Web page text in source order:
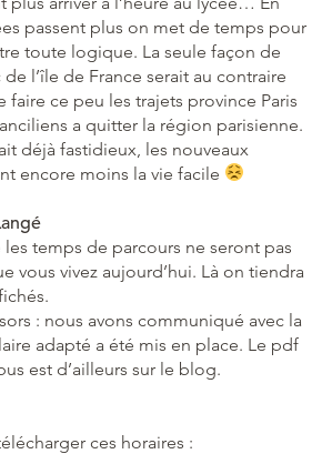
passent plus on met de temps pour
toute logique. La seule façon de
l’île de France serait au contraire
faire ce peu les trajets province Paris
a quitter la région parisienne.
déjà fastidieux, les nouveaux
encore moins la vie facile
temps de parcours ne seront pas
vous vivez aujourd’hui. Là on tiendra
: nous avons communiqué avec la
adapté a été mis en place. Le pdf
est d’ailleurs sur le blog.
ces horaires :